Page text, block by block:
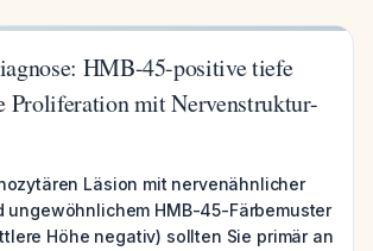
HMB-45-positive tiefe
Proliferation mit Nervenstruktur-
Läsion mit nervenähnlicher
ungewöhnlichem HMB-45-Färbemuster
Höhe negativ) sollten Sie primär an